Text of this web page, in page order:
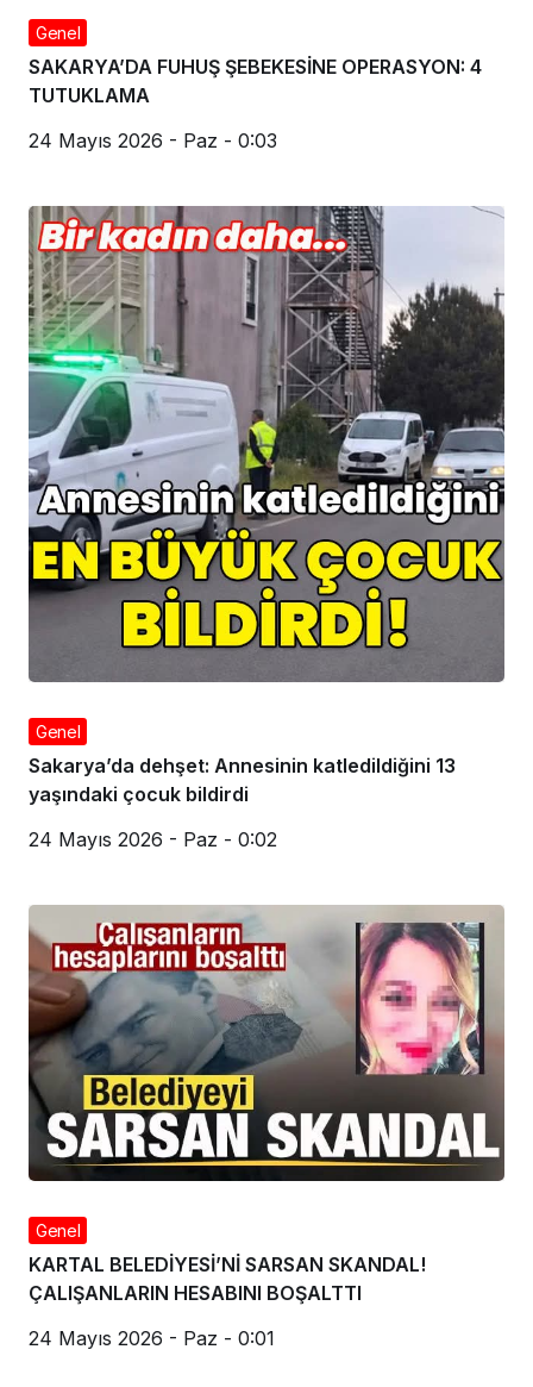
Genel
SAKARYA’DA FUHUŞ ŞEBEKESİNE OPERASYON: 4
TUTUKLAMA
24 Mayıs 2026 - Paz - 0:03
Genel
Sakarya’da dehşet: Annesinin katledildiğini 13
yaşındaki çocuk bildirdi
24 Mayıs 2026 - Paz - 0:02
Genel
KARTAL BELEDİYESİ’Nİ SARSAN SKANDAL!
ÇALIŞANLARIN HESABINI BOŞALTTI
24 Mayıs 2026 - Paz - 0:01